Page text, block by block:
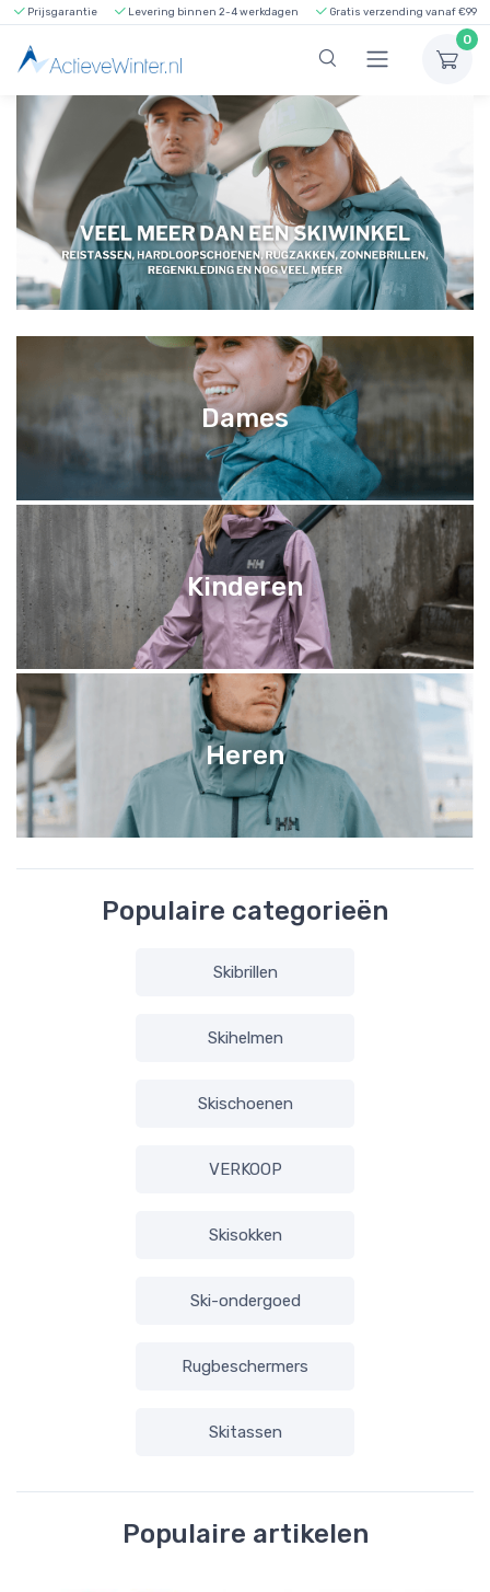
Prijsgarantie Levering binnen 2-4 werkdagen Gratis verzending vanaf €99
0
Dames
Kinderen
Heren
Populaire categorieën
Skibrillen
Skihelmen
Skischoenen
VERKOOP
Skisokken
Ski-ondergoed
Rugbeschermers
Skitassen
Populaire artikelen